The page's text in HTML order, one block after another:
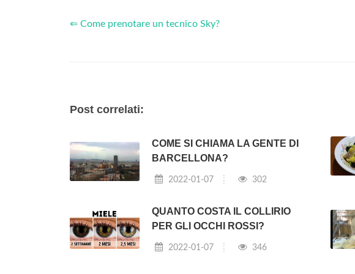
⇐ Come prenotare un tecnico Sky?
Post correlati:
COME SI CHIAMA LA GENTE DI
BARCELLONA?
2022-01-07 302
QUANTO COSTA IL COLLIRIO
PER GLI OCCHI ROSSI?
2022-01-07 346